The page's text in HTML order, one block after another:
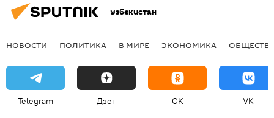
Узбекистан
НОВОСТИ ПОЛИТИКА В МИРЕ ЭКОНОМИКА
Telegram Дзен OK VK